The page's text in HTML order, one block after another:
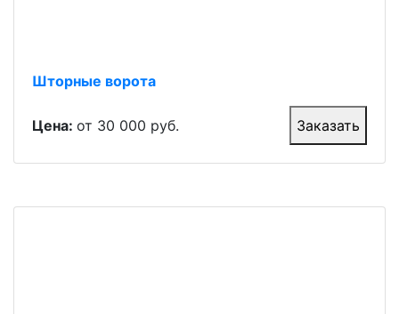
Шторные ворота
Цена: от 30 000 руб. Заказать